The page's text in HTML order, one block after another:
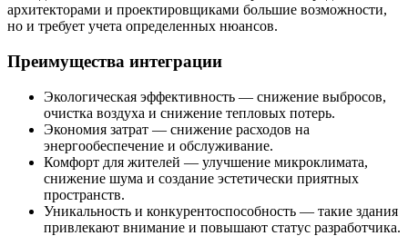
архитекторами и проектировщиками большие возможности,
но и требует учета определенных нюансов.
Преимущества интеграции
Экологическая эффективность — снижение выбросов,
очистка воздуха и снижение тепловых потерь.
Экономия затрат — снижение расходов на
энергообеспечение и обслуживание.
Комфорт для жителей — улучшение микроклимата,
снижение шума и создание эстетически приятных
пространств.
Уникальность и конкурентоспособность — такие здания
привлекают внимание и повышают статус разработчика.